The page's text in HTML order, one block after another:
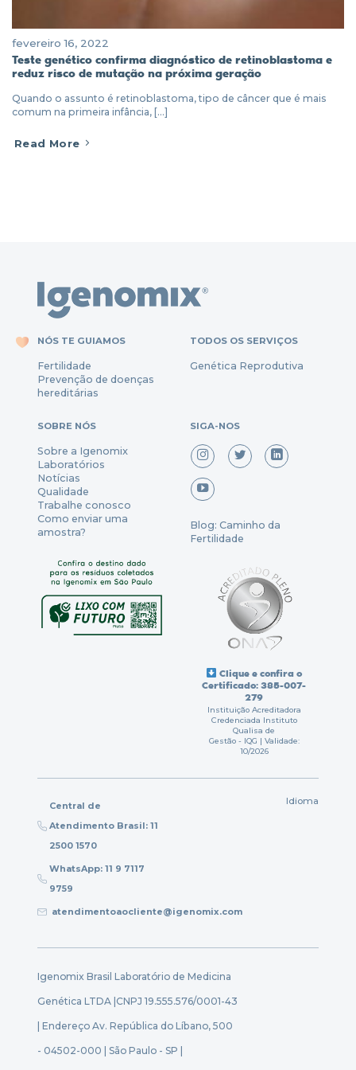
fevereiro 16, 2022
Teste genético confirma diagnóstico de retinoblastoma e
reduz risco de mutação na próxima geração
Quando o assunto é retinoblastoma, tipo de câncer que é mais
comum na primeira infância, [...]
Read More
NÓS TE GUIAMOS
Fertilidade
Prevenção dedoenças
hereditárias
TODOS OS SERVIÇOS
Genética Reprodutiva
SOBRE NÓS
Sobre a Igenomix
Laboratórios
Notícias
Qualidade
Trabalhe conosco
Como enviar uma
amostra?
SIGA-NOS
Blog: Caminho da
Fertilidade
Clique e confira o
Certificado: 385-007-
279
Instituição Acreditadora
Credenciada Instituto
Qualisa de
Gestão - IQG | Validade:
10/2026
Central de
Atendimento Brasil: 11
2500 1570
WhatsApp: 11 9 7117
9759
atendimentoaocliente@igenomix.com
Idioma
Igenomix Brasil Laboratório de Medicina
Genética LTDA | CNPJ 19.555.576/0001-43
| Endereço Av. República do Líbano, 500
- 04502-000 | São Paulo - SP |